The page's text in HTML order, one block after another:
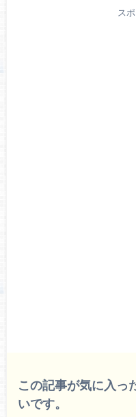
ス
この記事が気に入っ
いです。